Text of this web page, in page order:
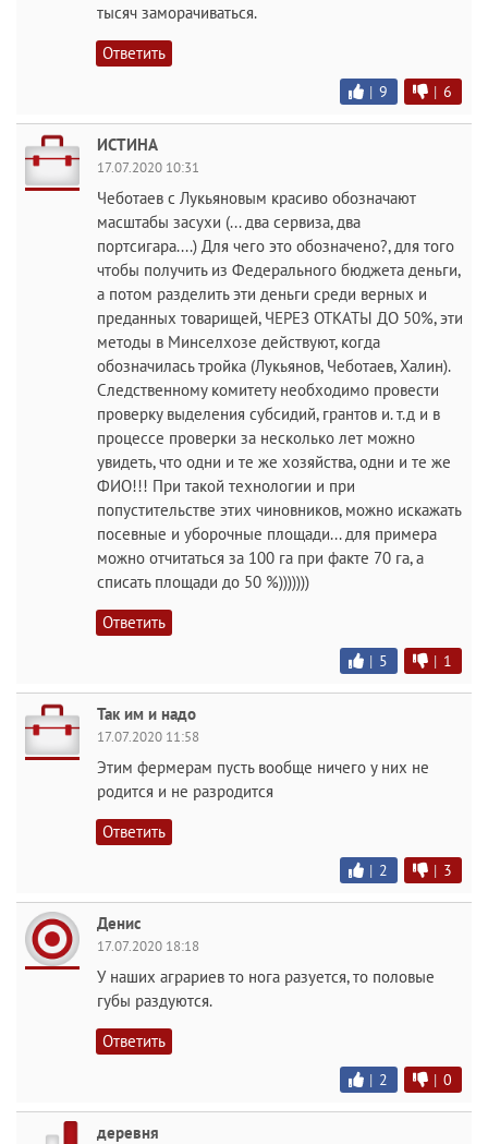
тысяч заморачиваться.
Ответить
| 9 | 6
ИСТИНА
17.07.2020 10:31
Чеботаев с Лукьяновым красиво обозначают
масштабы засухи (... два сервиза, два
портсигара....) Для чего это обозначено?, для того
чтобы получить из Федерального бюджета деньги,
а потом разделить эти деньги среди верных и
преданных товарищей, ЧЕРЕЗ ОТКАТЫ ДО 50%, эти
методы в Минселхозе действуют, когда
обозначилась тройка (Лукьянов, Чеботаев, Халин).
Следственному комитету необходимо провести
проверку выделения субсидий, грантов и. т.д и в
процессе проверки за несколько лет можно
увидеть, что одни и те же хозяйства, одни и те же
ФИО!!! При такой технологии и при
попустительстве этих чиновников, можно искажать
посевные и уборочные площади... для примера
можно отчитаться за 100 га при факте 70 га, а
списать площади до 50 %)))))))
Ответить
| 5 | 1
Так им и надо
17.07.2020 11:58
Этим фермерам пусть вообще ничего у них не
родится и не разродится
Ответить
| 2 | 3
Денис
17.07.2020 18:18
У наших аграриев то нога разуется, то половые
губы раздуются.
Ответить
| 2 | 0
деревня